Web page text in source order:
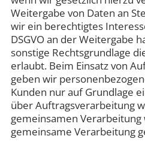
Weitergabe von Daten an
wir ein berechtigtes
DSGVO an der Weitergabe
sonstige Rechtsgrundlage
erlaubt. Beim Einsatz von
geben wir
Kunden nur auf Grundlage
über Auftragsverarbeitung
gemeinsamen
gemeinsame Verarbeitung